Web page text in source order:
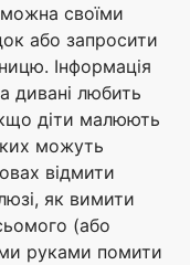
своїми
або запросити
Інформація
дивані любить
діти малюють
можуть
відмити
як вимити
(або
руками помити